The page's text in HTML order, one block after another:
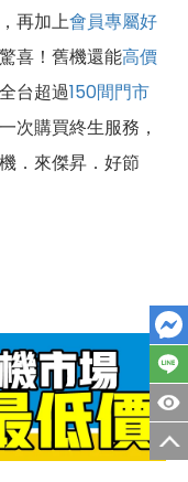
再加上會員專屬好
喜！舊機還能高價
台超過150間門市
次購買終生服務，
．來傑昇．好節